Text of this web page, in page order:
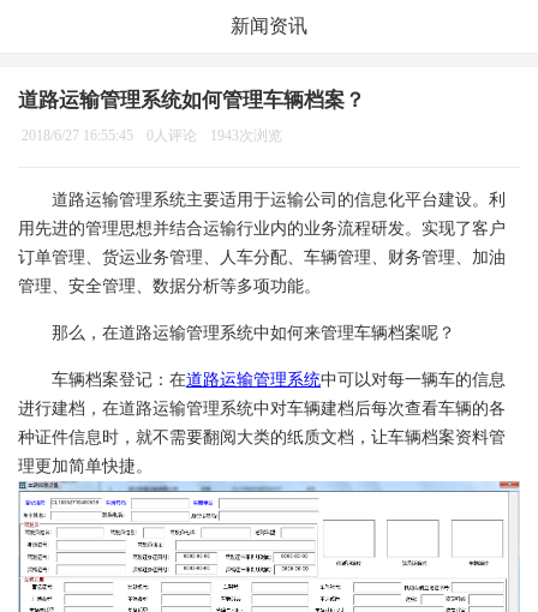
新闻资讯
道路运输管理系统如何管理车辆档案？
2018/6/27 16:55:45 0人评论 1943次浏览
道路运输管理系统主要适用于运输公司的信息化平台建设。利
用先进的管理思想并结合运输行业内的业务流程研发。实现了客户
订单管理、货运业务管理、人车分配、车辆管理、财务管理、加油
管理、安全管理、数据分析等多项功能。
那么，在道路运输管理系统中如何来管理车辆档案呢？
车辆档案登记：在道路运输管理系统中可以对每一辆车的信息
进行建档，在道路运输管理系统中对车辆建档后每次查看车辆的各
种证件信息时，就不需要翻阅大类的纸质文档，让车辆档案资料管
理更加简单快捷。